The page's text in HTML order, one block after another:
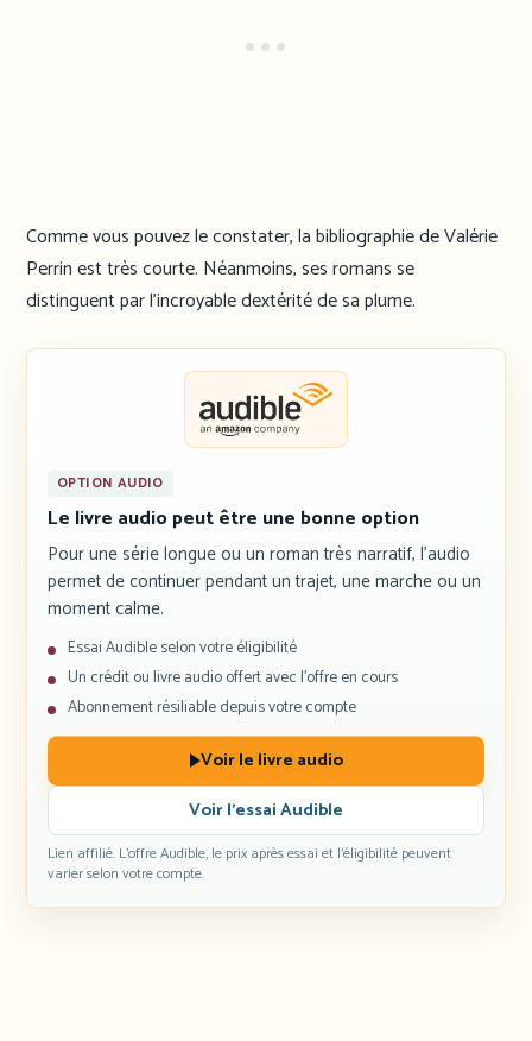
Comme vous pouvez le constater, la bibliographie de Valérie
Perrin est très courte. Néanmoins, ses romans se
distinguent par l’incroyable dextérité de sa plume.
OPTION AUDIO
Le livre audio peut être une bonne option
Pour une série longue ou un roman très narratif, l’audio
permet de continuer pendant un trajet, une marche ou un
moment calme.
Essai Audible selon votre éligibilité
Un crédit ou livre audio offert avec l’offre en cours
Abonnement résiliable depuis votre compte
Voir le livre audio
Voir l’essai Audible
Lien affilié. L’offre Audible, le prix après essai et l’éligibilité peuvent
varier selon votre compte.